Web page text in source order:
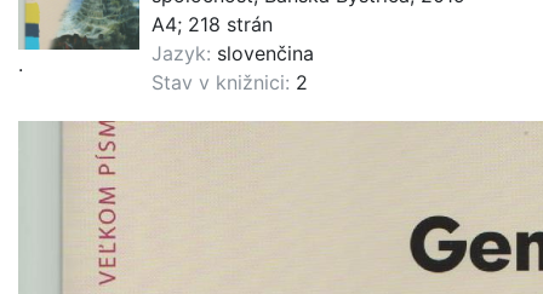
.
A4; 218 strán
Jazyk: slovenčina
Stav v knižnici: 2